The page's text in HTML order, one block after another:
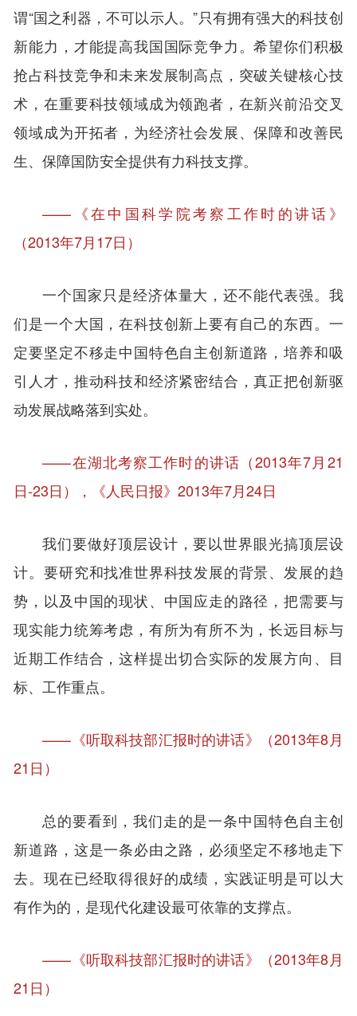
谓“国之利器，不可以示人。”只有拥有强大的科技创
新能力，才能提高我国国际竞争力。希望你们积极
抢占科技竞争和未来发展制高点，突破关键核心技
术，在重要科技领域成为领跑者，在新兴前沿交叉
领域成为开拓者，为经济社会发展、保障和改善民
生、保障国防安全提供有力科技支撑。
——《在中国科学院考察工作时的讲话》
（2013年7月17日）
一个国家只是经济体量大，还不能代表强。我
们是一个大国，在科技创新上要有自己的东西。一
定要坚定不移走中国特色自主创新道路，培养和吸
引人才，推动科技和经济紧密结合，真正把创新驱
动发展战略落到实处。
——在湖北考察工作时的讲话（2013年7月21
日-23日），《人民日报》2013年7月24日
我们要做好顶层设计，要以世界眼光搞顶层设
计。要研究和找准世界科技发展的背景、发展的趋
势，以及中国的现状、中国应走的路径，把需要与
现实能力统筹考虑，有所为有所不为，长远目标与
近期工作结合，这样提出切合实际的发展方向、目
标、工作重点。
——《听取科技部汇报时的讲话》（2013年8月
21日）
总的要看到，我们走的是一条中国特色自主创
新道路，这是一条必由之路，必须坚定不移地走下
去。现在已经取得很好的成绩，实践证明是可以大
有作为的，是现代化建设最可依靠的支撑点。
——《听取科技部汇报时的讲话》（2013年8月
21日）